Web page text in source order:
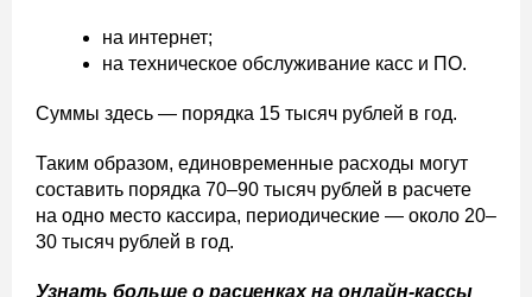
на интернет;
на техническое обслуживание касс и ПО.
Суммы здесь — порядка 15 тысяч рублей в год.
Таким образом, единовременные расходы могут
составить порядка 70–90 тысяч рублей в расчете
на одно место кассира, периодические — около 20–
30 тысяч рублей в год.
Узнать больше о расценках на онлайн-кассы